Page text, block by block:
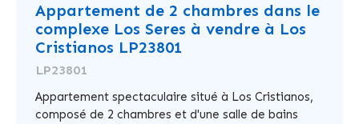
Appartement de 2 chambres dans le
complexe Los Seres à vendre à Los
Cristianos LP23801
LP23801
Appartement spectaculaire situé à Los Cristianos,
composé de 2 chambres et d'une salle de bains